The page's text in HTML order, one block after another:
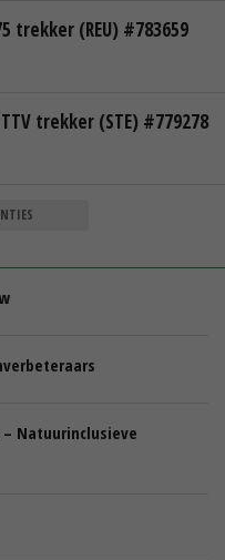
trekker (REU) #783659
trekker (STE) #779278
Natuurinclusieve